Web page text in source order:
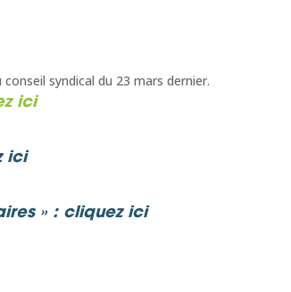
syndical du 23 mars dernier.
ici
ici
» : cliquez ici